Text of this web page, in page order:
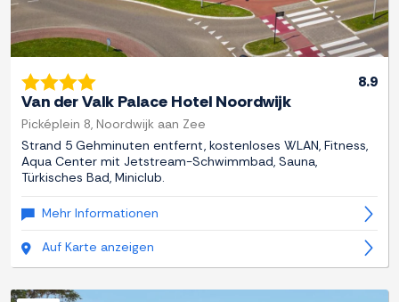
8.9
Van der Valk Palace Hotel Noordwijk
Picképlein 8, Noordwijk aan Zee
Strand 5 Gehminuten entfernt, kostenloses WLAN, Fitness,
Aqua Center mit Jetstream-Schwimmbad, Sauna,
Türkisches Bad, Miniclub.
Mehr Informationen
Auf Karte anzeigen